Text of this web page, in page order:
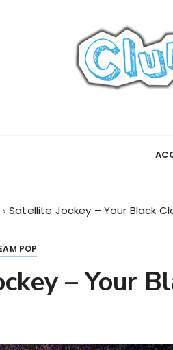
Satellite Jockey – Your Black
POP
– Your